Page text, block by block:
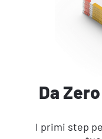
Da
I primi step